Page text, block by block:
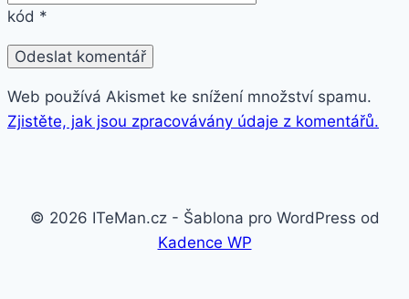
kód *
Web používá Akismet ke snížení množství spamu.
Zjistěte, jak jsou zpracovávány údaje z komentářů.
© 2026 ITeMan.cz - Šablona pro WordPress od
Kadence WP